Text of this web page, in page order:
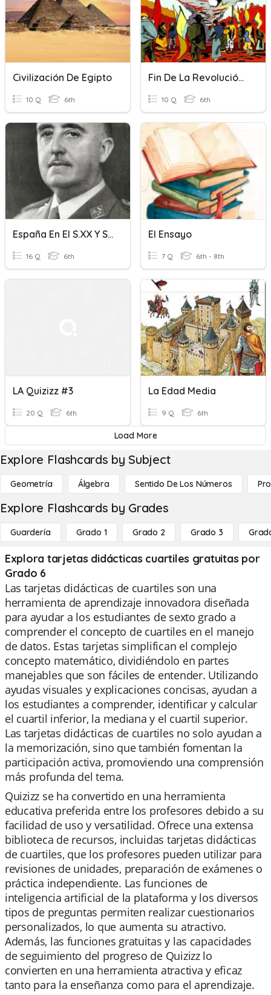
Civilización De Egipto
10 Q 6th
Fin De La Revolución Alfarista
10 Q 6th
España En El S.XX Y S.XXI (2ª Parte)
16 Q 6th
El Ensayo
7 Q 6th - 8th
LA Quizizz #3
20 Q 6th
La Edad Media
9 Q 6th
Load More
Explore Flashcards by Subject
Geometría Álgebra Sentido De Los Números
Explore Flashcards by Grades
Guardería Grado 1 Grado 2 Grado 3
Explora tarjetas didácticas cuartiles gratuitas por
Grado 6
Las tarjetas didácticas de cuartiles son una
herramienta de aprendizaje innovadora diseñada
para ayudar a los estudiantes de sexto grado a
comprender el concepto de cuartiles en el manejo
de datos. Estas tarjetas simplifican el complejo
concepto matemático, dividiéndolo en partes
manejables que son fáciles de entender. Utilizando
ayudas visuales y explicaciones concisas, ayudan a
los estudiantes a comprender, identificar y calcular
el cuartil inferior, la mediana y el cuartil superior.
Las tarjetas didácticas de cuartiles no solo ayudan a
la memorización, sino que también fomentan la
participación activa, promoviendo una comprensión
más profunda del tema.
Quizizz se ha convertido en una herramienta
educativa preferida entre los profesores debido a su
facilidad de uso y versatilidad. Ofrece una extensa
biblioteca de recursos, incluidas tarjetas didácticas
de cuartiles, que los profesores pueden utilizar para
revisiones de unidades, preparación de exámenes o
práctica independiente. Las funciones de
inteligencia artificial de la plataforma y los diversos
tipos de preguntas permiten realizar cuestionarios
personalizados, lo que aumenta su atractivo.
Además, las funciones gratuitas y las capacidades
de seguimiento del progreso de Quizizz lo
convierten en una herramienta atractiva y eficaz
tanto para la enseñanza como para el aprendizaje.